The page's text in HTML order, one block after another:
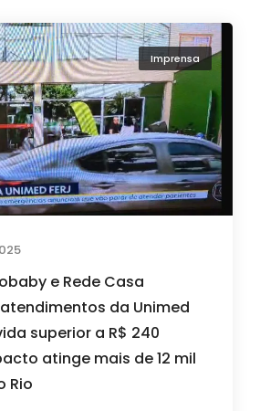
Imprensa
e Rede Casa
da Unimed
superior a R$ 240
atinge mais de 12 mil
Rio